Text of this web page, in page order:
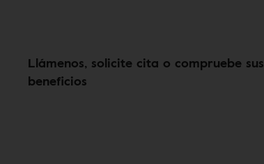
Llámenos, solicite cita o compruebe sus
beneficios